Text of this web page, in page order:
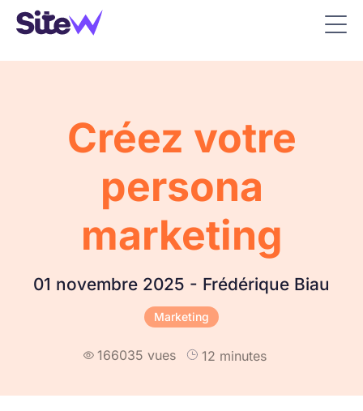
Créez votre
persona
marketing
01 novembre 2025 - Frédérique Biau
Marketing
 166035 vues 12 minutes